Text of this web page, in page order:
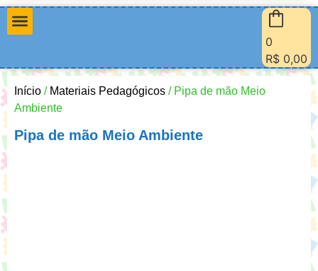
0
R$ 0,00
Início / Materiais Pedagógicos / Pipa de mão Meio
Ambiente
Pipa de mão Meio Ambiente